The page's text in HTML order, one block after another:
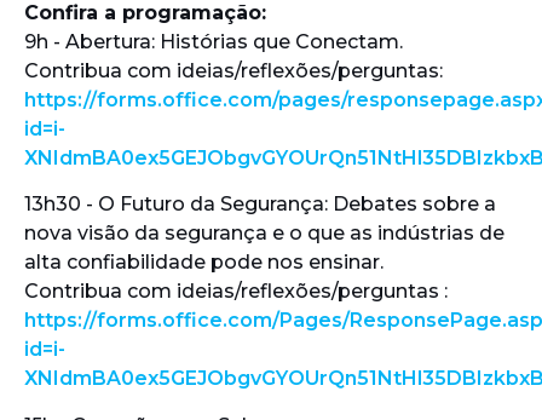
Confira a programação:
9h - Abertura: Histórias que Conectam.
Contribua com ideias/reflexões/perguntas:
https://forms.office.com/pages/
id=i-
13h30 - O Futuro da Segurança: Debates sobre a
nova visão da segurança e o que as indústrias de
alta confiabilidade pode nos ensinar.
Contribua com ideias/reflexões/perguntas :
https://forms.office.com/Pages/
id=i-